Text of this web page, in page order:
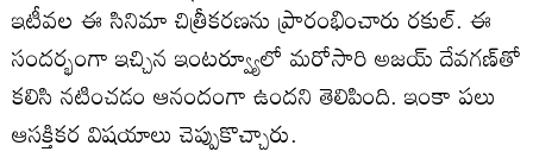
ఇటీవల ఈ సినిమా చిత్రీకరణను ప్రారంభించారు రకుల్‌. ఈ
సందర్భంగా ఇచ్చిన ఇంటర్వ్యూలో మరోసారి అజయ్‌ దేవగణ్‌తో
కలిసి నటించడం ఆనందంగా ఉందని తెలిపింది. ఇంకా పలు
ఆసక్తికర విషయాలు చెప్పుకొచ్చారు.